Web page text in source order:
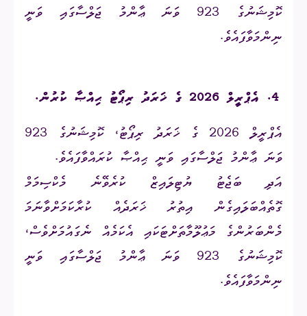
ކޮމިޝަނުގެ 923 ވަނަ ޢާންމު ޖަލްސާގައި ވަނީ
ނިންމަވާފައެވެ.
4. އެޕްރީލް 2026 ގެ ޚަރަދު ރިޕޯޓު ޙިއްޞާ ކުރުން
.
އެޕްރީލް 2026 ގެ ޚަރަދު ރިޕޯޓު، ކޮމިޝަނުގެ 923
ވަނަ ޢާންމު ޖަލްސާގައި ވަނީ ޙިއްޞާ ކުރައްވާފައެވެ.
އަދި ބަޖެޓު ޔުޓިލައިޒް ކުރެވޭނެ މެކްސިމަމް
ގޮތެއްބަލައިގެން އިތުރު ޚަރަދެއް ކުރާކަމަށްވާނަމަ
މެންބަރުންގެ މަޢުލޫމާތަށްޓަކައި އެކަމެއް ނެގައުމަށްވެސް،
ކޮމިޝަނުގެ 923 ވަނަ ޢާންމު ޖަލްސާގައި ވަނީ
ނިންމަވާފައެވެ.